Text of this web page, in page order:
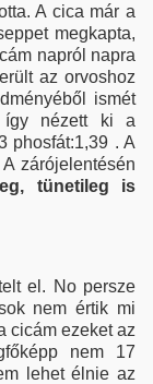
A cica már a
megkapta,
napról napra
az orvoshoz
ismét
így nézett ki a
phosfát:1,39 . A
zárójelentésén
tünetileg is
el. No persze
nem értik mi
cicám ezeket az
nem 17
lehet élnie az